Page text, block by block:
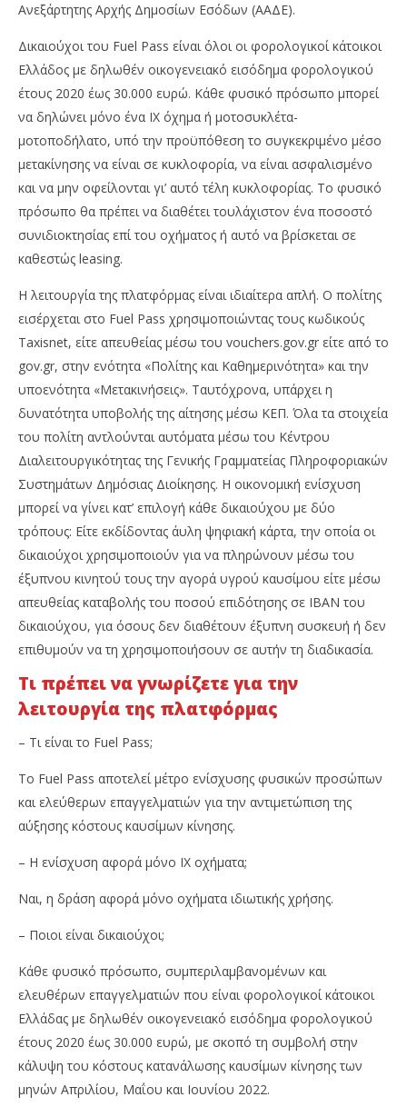
Ανεξάρτητης Αρχής Δημοσίων Εσόδων (ΑΑΔΕ).
Δικαιούχοι του Fuel Pass είναι όλοι οι φορολογικοί κάτοικοι
Ελλάδος με δηλωθέν οικογενειακό εισόδημα φορολογικού
έτους 2020 έως 30.000 ευρώ. Κάθε φυσικό πρόσωπο μπορεί
να δηλώνει μόνο ένα ΙΧ όχημα ή μοτοσυκλέτα-
μοτοποδήλατο, υπό την προϋπόθεση το συγκεκριμένο μέσο
μετακίνησης να είναι σε κυκλοφορία, να είναι ασφαλισμένο
και να μην οφείλονται γι’ αυτό τέλη κυκλοφορίας. Το φυσικό
πρόσωπο θα πρέπει να διαθέτει τουλάχιστον ένα ποσοστό
συνιδιοκτησίας επί του οχήματος ή αυτό να βρίσκεται σε
καθεστώς leasing.
Η λειτουργία της πλατφόρμας είναι ιδιαίτερα απλή. Ο πολίτης
εισέρχεται στο Fuel Pass χρησιμοποιώντας τους κωδικούς
Taxisnet, είτε απευθείας μέσω του vouchers.gov.gr είτε από το
gov.gr, στην ενότητα «Πολίτης και Καθημερινότητα» και την
υποενότητα «Μετακινήσεις». Ταυτόχρονα, υπάρχει η
δυνατότητα υποβολής της αίτησης μέσω ΚΕΠ. Όλα τα στοιχεία
του πολίτη αντλούνται αυτόματα μέσω του Κέντρου
Διαλειτουργικότητας της Γενικής Γραμματείας Πληροφοριακών
Συστημάτων Δημόσιας Διοίκησης. Η οικονομική ενίσχυση
μπορεί να γίνει κατ’ επιλογή κάθε δικαιούχου με δύο
τρόπους: Είτε εκδίδοντας άυλη ψηφιακή κάρτα, την οποία οι
δικαιούχοι χρησιμοποιούν για να πληρώνουν μέσω του
έξυπνου κινητού τους την αγορά υγρού καυσίμου είτε μέσω
απευθείας καταβολής του ποσού επιδότησης σε IBAN του
δικαιούχου, για όσους δεν διαθέτουν έξυπνη συσκευή ή δεν
επιθυμούν να τη χρησιμοποιήσουν σε αυτήν τη διαδικασία.
Τι πρέπει να γνωρίζετε για την
λειτουργία της πλατφόρμας
– Τι είναι το Fuel Pass;
Το Fuel Pass αποτελεί μέτρο ενίσχυσης φυσικών προσώπων
και ελεύθερων επαγγελματιών για την αντιμετώπιση της
αύξησης κόστους καυσίμων κίνησης.
– Η ενίσχυση αφορά μόνο ΙΧ οχήματα;
Ναι, η δράση αφορά μόνο οχήματα ιδιωτικής χρήσης.
– Ποιοι είναι δικαιούχοι;
Κάθε φυσικό πρόσωπο, συμπεριλαμβανομένων και
ελευθέρων επαγγελματιών που είναι φορολογικοί κάτοικοι
Ελλάδας με δηλωθέν οικογενειακό εισόδημα φορολογικού
έτους 2020 έως 30.000 ευρώ, με σκοπό τη συμβολή στην
κάλυψη του κόστους κατανάλωσης καυσίμων κίνησης των
μηνών Απριλίου, Μαΐου και Ιουνίου 2022.